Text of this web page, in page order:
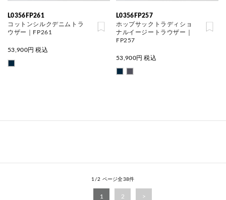
L0356FP261
コットンシルクデニムトラ
ウザー｜FP261
53,900円 税込
L0356FP257
ホップサックトラディショ
ナルイージートラウザー｜
FP257
53,900円 税込
1/2 ページ全38件
1 2